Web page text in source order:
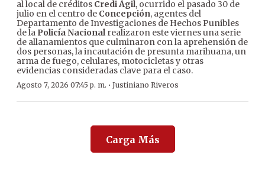
al local de créditos Credi Ágil, ocurrido el pasado 30 de
julio en el centro de Concepción, agentes del
Departamento de Investigaciones de Hechos Punibles
de la Policía Nacionalrealizaron este viernes una serie
de allanamientos que culminaron con la aprehensión de
dos personas, la incautación de presunta marihuana, un
arma de fuego, celulares, motocicletas y otras
evidencias consideradas clave para el caso.
Agosto 7, 2026 07:45 p. m. · Justiniano Riveros
Carga Más